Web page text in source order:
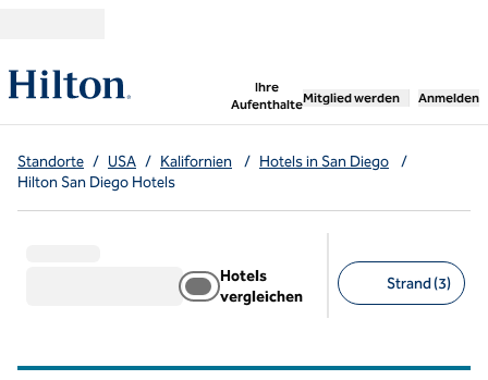
Ihre
Aufenthalte
,öffnet neue
Mitglied werden Anmelden
Standorte / USA / Kalifornien / Hotels in San Diego
/
Hilton San Diego Hotels
Hotels
vergleichen
Strand (3)